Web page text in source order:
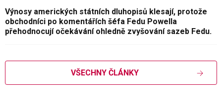
Výnosy amerických státních dluhopisů klesají, protože
obchodníci po komentářích šéfa Fedu Powella
přehodnocují očekávání ohledně zvyšování sazeb Fedu.
VŠECHNY ČLÁNKY